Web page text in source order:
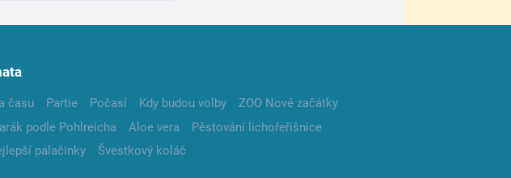
času Partie Počasí Kdy budou volby
ZOO Nové začátky
podle Pohlreicha Aloe vera
Pěstování lichořeřišnice
palačinky Švestkový koláč